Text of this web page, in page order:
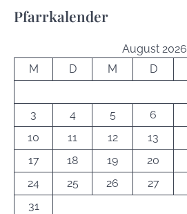
Pfarrkalender
August 2026
M
D M D
3
4 5 6
10
11 12 13
17
18 19 20
24
25 26 27
31